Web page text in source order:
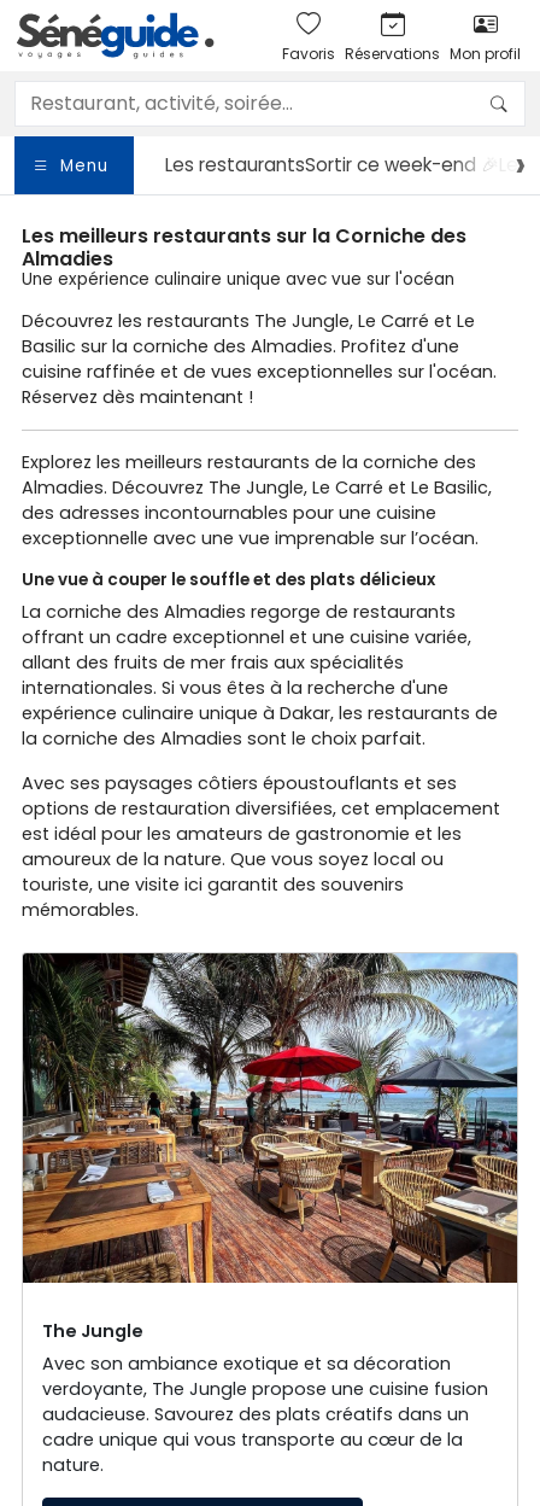
Favoris Réservations Mon profil
Menu Les restaurantsSortirce week-end 🎉
Les meilleurs restaurants sur la Corniche des
Almadies
Une expérience culinaire unique avec vue sur l'océan
Découvrez les restaurants The Jungle, Le Carré et Le
Basilic sur la corniche des Almadies. Profitez d'une
cuisine raffinée et de vues exceptionnelles sur l'océan.
Réservez dès maintenant !
Explorez les meilleurs restaurants de la corniche des
Almadies. Découvrez The Jungle, Le Carré et Le Basilic,
des adresses incontournables pour une cuisine
exceptionnelle avec une vue imprenable sur l’océan.
Une vue à couper le souffle et des plats délicieux
La corniche des Almadies regorge de restaurants
offrant un cadre exceptionnel et une cuisine variée,
allant des fruits de mer frais aux spécialités
internationales. Si vous êtes à la recherche d'une
expérience culinaire unique à Dakar, les restaurants de
la corniche des Almadies sont le choix parfait.
Avec ses paysages côtiers époustouflants et ses
options de restauration diversifiées, cet emplacement
est idéal pour les amateurs de gastronomie et les
amoureux de la nature. Que vous soyez local ou
touriste, une visite ici garantit des souvenirs
mémorables.
The Jungle
Avec son ambiance exotique et sa décoration
verdoyante, The Jungle propose une cuisine fusion
audacieuse. Savourez des plats créatifs dans un
cadre unique qui vous transporte au cœur de la
nature.